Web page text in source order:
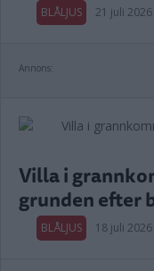
BLÅLJUS 21 juli
Annons:
Villa i
grunden efter
BLÅLJUS 18 juli